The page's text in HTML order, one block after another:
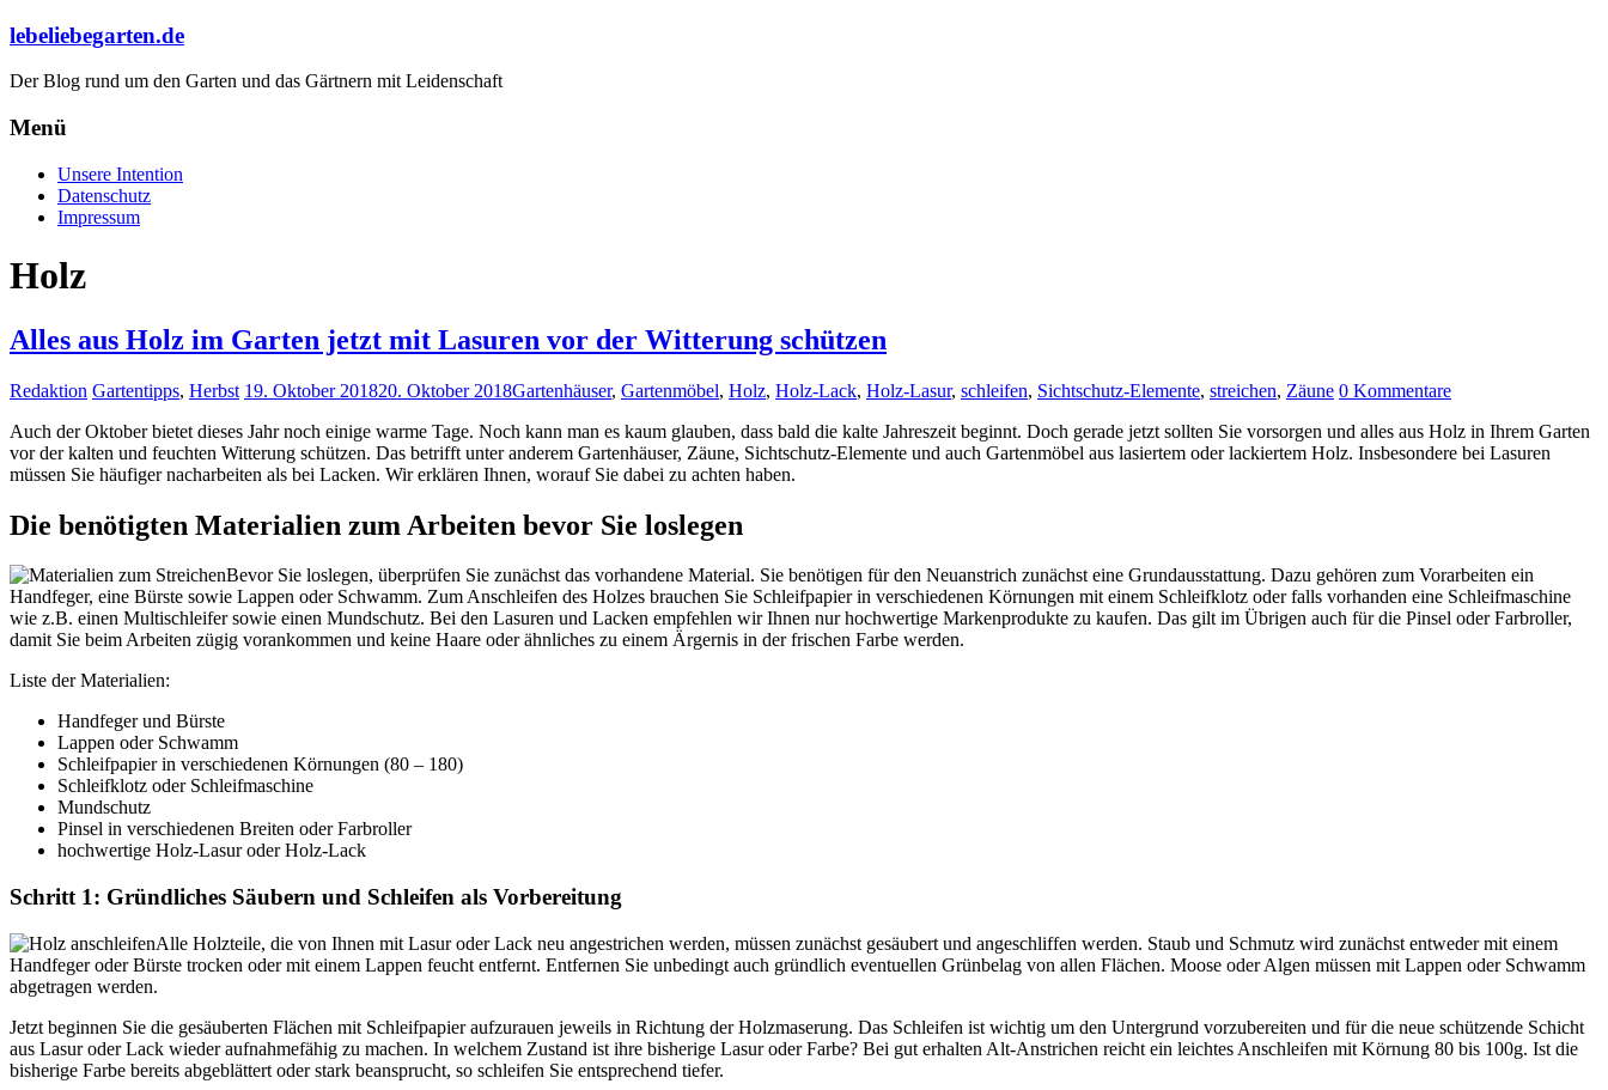
lebeliebegarten.de
Der Blog rund um den Garten und das Gärtnern mit Leidenschaft
Menü
Unsere Intention
Datenschutz
Impressum
Holz
Alles aus Holz im Garten jetzt mit Lasuren vor der Witterung schützen
Redaktion Gartentipps, Herbst 19. Oktober 201820. Oktober 2018Gartenhäuser, Gartenmöbel, Holz, Holz-Lack, Holz-Lasur, schleifen, Sichtschutz-Elemente, streichen, Zäune 0 Kommentare
Auch der Oktober bietet dieses Jahr noch einige warme Tage. Noch kann man es kaum glauben, dass bald die kalte Jahreszeit beginnt. Doch gerade jetzt sollten Sie vorsorgen und alles aus Holz in Ihrem Garten
vor der kalten und feuchten Witterung schützen. Das betrifft unter anderem Gartenhäuser, Zäune, Sichtschutz-Elemente und auch Gartenmöbel aus lasiertem oder lackiertem Holz. Insbesondere bei Lasuren
müssen Sie häufiger nacharbeiten als bei Lacken. Wir erklären Ihnen, worauf Sie dabei zu achten haben.
Die benötigten Materialien zum Arbeiten bevor Sie loslegen
Bevor Sie loslegen, überprüfen Sie zunächst das vorhandene Material. Sie benötigen für den Neuanstrich zunächst eine Grundausstattung. Dazu gehören zum Vorarbeiten ein
Handfeger, eine Bürste sowie Lappen oder Schwamm. Zum Anschleifen des Holzes brauchen Sie Schleifpapier in verschiedenen Körnungen mit einem Schleifklotz oder falls vorhanden eine Schleifmaschine
wie z.B. einen Multischleifer sowie einen Mundschutz. Bei den Lasuren und Lacken empfehlen wir Ihnen nur hochwertige Markenprodukte zu kaufen. Das gilt im Übrigen auch für die Pinsel oder Farbroller,
damit Sie beim Arbeiten zügig vorankommen und keine Haare oder ähnliches zu einem Ärgernis in der frischen Farbe werden.
Liste der Materialien:
Handfeger und Bürste
Lappen oder Schwamm
Schleifpapier in verschiedenen Körnungen (80 – 180)
Schleifklotz oder Schleifmaschine
Mundschutz
Pinsel in verschiedenen Breiten oder Farbroller
hochwertige Holz-Lasur oder Holz-Lack
Schritt 1: Gründliches Säubern und Schleifen als Vorbereitung
Alle Holzteile, die von Ihnen mit Lasur oder Lack neu angestrichen werden, müssen zunächst gesäubert und angeschliffen werden. Staub und Schmutz wird zunächst entweder mit einem
Handfeger oder Bürste trocken oder mit einem Lappen feucht entfernt. Entfernen Sie unbedingt auch gründlich eventuellen Grünbelag von allen Flächen. Moose oder Algen müssen mit Lappen oder Schwamm
abgetragen werden.
Jetzt beginnen Sie die gesäuberten Flächen mit Schleifpapier aufzurauen jeweils in Richtung der Holzmaserung. Das Schleifen ist wichtig um den Untergrund vorzubereiten und für die neue schützende Schicht
aus Lasur oder Lack wieder aufnahmefähig zu machen. In welchem Zustand ist ihre bisherige Lasur oder Farbe? Bei gut erhalten Alt-Anstrichen reicht ein leichtes Anschleifen mit Körnung 80 bis 100g. Ist die
bisherige Farbe bereits abgeblättert oder stark beansprucht, so schleifen Sie entsprechend tiefer.